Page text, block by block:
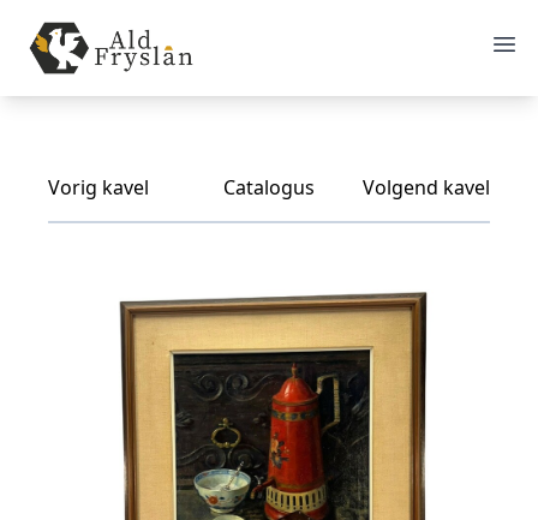
Vorig kavel Catalogus Volgend kavel